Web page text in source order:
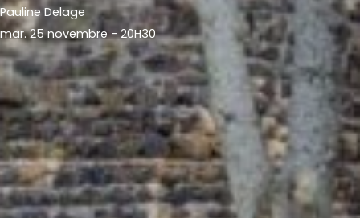
Pauline Delage
mar. 25 novembre - 20H30